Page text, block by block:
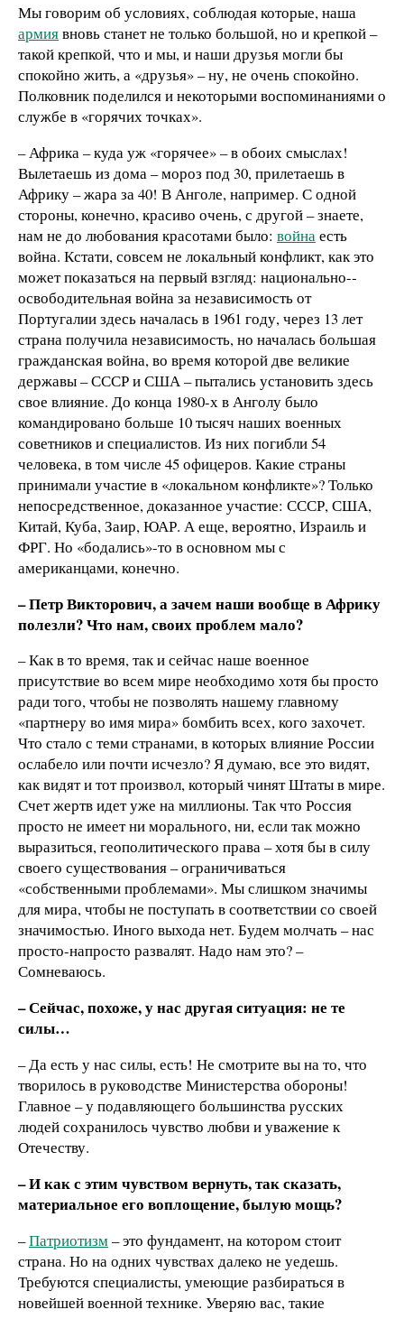
Мы говорим об условиях, соблюдая которые, наша
армиявновь станет не только большой, но и крепкой –
такой крепкой, что и мы, и наши друзья могли бы
спокойно жить, а «друзья» – ну, не очень спокойно.
Полковник поделился и некоторыми воспоминаниями о
службе в «горячих точках».
– Африка – куда уж «горячее» – в обоих смыслах!
Вылетаешь из дома – мороз под 30, прилетаешь в
Африку – жара за 40! В Анголе, например. С одной
стороны, конечно, красиво очень, с другой – знаете,
нам не до любования красотами было: войнаесть
война. Кстати, совсем не локальный конфликт, как это
может показаться на первый взгляд: национально-­
освободительная война за независимость от
Португалии здесь началась в 1961 году, через 13 лет
страна получила независимость, но началась большая
гражданская война, во время которой две великие
державы – СССР и США – пытались установить здесь
свое влияние. До конца 1980-­х в Анголу было
командировано больше 10 тысяч наших военных
советников и специалистов. Из них погибли 54
человека, в том числе 45 офицеров. Какие страны
принимали участие в «локальном конфликте»? Только
непосредственное, доказанное участие: СССР, США,
Китай, Куба, Заир, ЮАР. А еще, вероятно, Израиль и
ФРГ. Но «бодались»-­то в основном мы с
американцами, конечно.
– Петр Викторович, а зачем наши вообще в Африку
полезли? Что нам, своих проблем мало?
– Как в то время, так и сейчас наше военное
присутствие во всем мире необходимо хотя бы просто
ради того, чтобы не позволять нашему главному
«партнеру во имя мира» бомбить всех, кого захочет.
Что стало с теми странами, в которых влияние России
ослабело или почти исчезло? Я думаю, все это видят,
как видят и тот произвол, который чинят Штаты в мире.
Счет жертв идет уже на миллионы. Так что Россия
просто не имеет ни морального, ни, если так можно
выразиться, геополитического права – хотя бы в силу
своего существования – ограничиваться
«собственными проблемами». Мы слишком значимы
для мира, чтобы не поступать в соответствии со своей
значимостью. Иного выхода нет. Будем молчать – нас
просто-­напросто развалят. Надо нам это? –
Сомневаюсь.
– Сейчас, похоже, у нас другая ситуация: не те
силы…
– Да есть у нас силы, есть! Не смотрите вы на то, что
творилось в руководстве Министерства обороны!
Главное – у подавляющего большинства русских
людей сохранилось чувство любви и уважение к
Отечеству.
– И как с этим чувством вернуть, так сказать,
материальное его воплощение, былую мощь?
–Патриотизм– это фундамент, на котором стоит
страна. Но на одних чувствах далеко не уедешь.
Требуются специалисты, умеющие разбираться в
новейшей военной технике. Уверяю вас, такие